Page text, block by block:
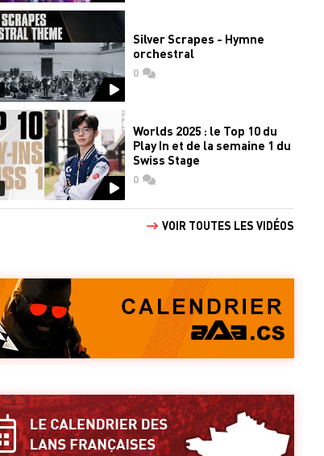
Silver Scrapes - Hymne
orchestral
0commentaires
Worlds 2025 : le Top 10 du
Play In et de la semaine 1 du
Swiss Stage
0commentaires
VOIR TOUTES LES VIDÉOS